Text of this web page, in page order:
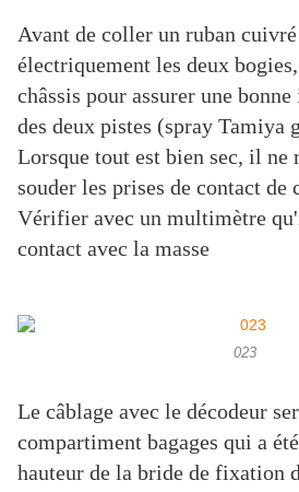
Avant de coller un ruban
électriquement les deux
châssis pour assurer une
des deux pistes (spray Tamiya
Lorsque tout est bien sec, il ne
souder les prises de contact de
Vérifier avec un multimètre
contact avec la masse
023
Le câblage avec le décodeur
compartiment bagages qui a
hauteur de la bride de fixation